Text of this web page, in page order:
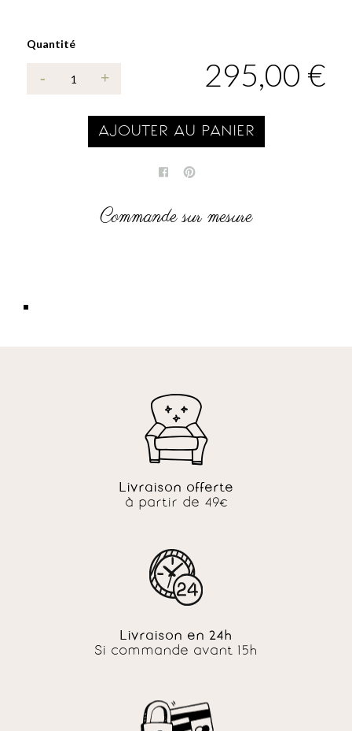
Quantité
295,00 €
AJOUTER AU PANIER
Commande sur mesure
Livraison offerte
à partir de 49€
Livraison en 24h
Si commande avant 15h